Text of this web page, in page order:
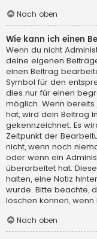
Nach oben
Wie kann ich einen
Wenn du nicht
deine eigenen
einen Beitrag
Symbol für den
dies nur für einen
möglich. Wenn
hat, wird dein Beitrag
gekennzeichnet. Es
Zeitpunkt der
nicht, wenn noch
oder wenn ein
überarbeitet hat.
halten, eine Notiz
wurde. Bitte beachte,
löschen können,
Nach oben